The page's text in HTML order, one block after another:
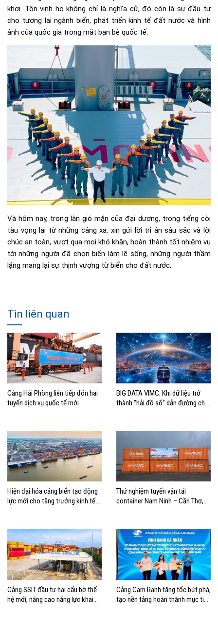
khơi. Tôn vinh họ không chỉ là nghĩa cử, đó còn là sự đầu tư
cho tương lai ngành biển, phát triển kinh tế đất nước và hình
ảnh của quốc gia trong mắt bạn bè quốc tế.
Và hôm nay, trong làn gió mặn của đại dương, trong tiếng còi
tàu vọng lại từ những cảng xa, xin gửi lời tri ân sâu sắc và lời
chúc an toàn, vượt qua mọi khó khăn, hoàn thành tốt nhiệm vụ
tới những người đã chọn biển làm lẽ sống, những người thầm
lặng mang lại sự thịnh vượng từ biển cho đất nước.
Tin liên quan
Cảng Hải Phòng liên tiếp đón hai
tuyến dịch vụ quốc tế mới
BIG DATA VIMC: Khi dữ liệu trở
thành “hải đồ số” dẫn đường cho
Hiện đại hóa cảng biển tạo động
lực mới cho tăng trưởng kinh tế
Thử nghiệm tuyến vận tải
container Nam Ninh – Cần Thơ,
Cảng SSIT đầu tư hai cẩu bờ thế
hệ mới, nâng cao năng lực khai
Cảng Cam Ranh tăng tốc bứt phá,
tạo nền tảng hoàn thành mục tiêu